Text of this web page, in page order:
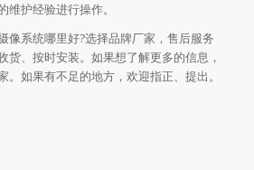
护经验进行操作。
系统哪里好?选择品牌厂家，售后服务
货、按时安装。如果想了解更多的信息，
。如果有不足的地方，欢迎指正、提出。